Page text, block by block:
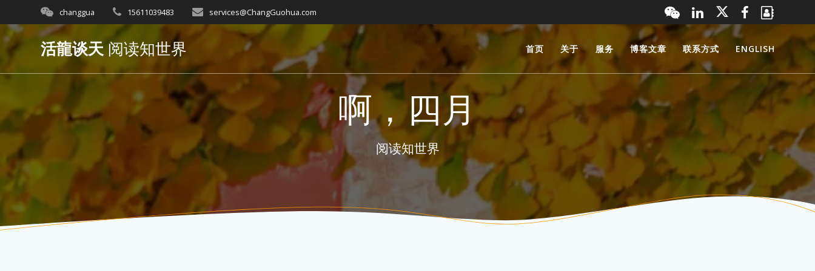
to
content
changgua 15611039483 services@ChangGuohua.com
活龍谈天阅读知世界 首页 关于 服务 博客文章 联系方式 ENGLISH
啊，四月
阅读知世界